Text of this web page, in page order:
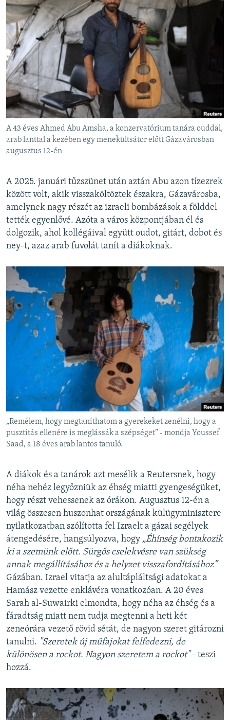
A 43 éves Ahmed Abu Amsha, a konzervatórium tanára ouddal,
arab lanttal a kezében egy menekültsátor előtt Gázavárosban
augusztus 12-én
A 2025. januári tűzszünet után aztán Abu azon tízezrek
között volt, akik visszaköltöztek északra, Gázavárosba,
amelynek nagy részét az izraeli bombázások a földdel
tették egyenlővé. Azóta a város központjában él és
dolgozik, ahol kollégáival együtt oudot, gitárt, dobot és
ney-t, azaz arab fuvolát tanít a diákoknak.
„Remélem, hogy megtaníthatom a gyerekeket zenélni, hogy a
pusztítás ellenére is meglássák a szépséget” - mondja Youssef
Saad, a 18 éves arab lantos tanuló.
A diákok és a tanárok azt mesélik a Reutersnek, hogy
néha nehéz legyőzniük az éhség miatti gyengeségüket,
hogy részt vehessenek az órákon. Augusztus 12-én a
világ összesen huszonhat országának külügyminisztere
nyilatkozatban szólította fel Izraelt a gázai segélyek
átengedésére, hangsúlyozva, hogy „Éhínség bontakozik
ki a szemünk előtt. Sürgős cselekvésre van szükség
annak megállításához és a helyzet visszafordításához”
Gázában. Izrael vitatja az alultápláltsági adatokat a
Hamász vezette enklávéra vonatkozóan. A 20 éves
Sarah al-Suwairki elmondta, hogy néha az éhség és a
fáradtság miatt nem tudja megtenni a heti két
zeneórára vezető rövid sétát, de nagyon szeret gitározni
tanulni. "Szeretek új műfajokat felfedezni, de
különösen a rockot. Nagyon szeretem a rockot"- teszi
hozzá.